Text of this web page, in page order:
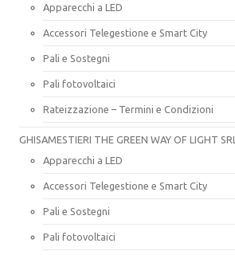
Apparecchi a LED
Accessori Telegestione e Smart City
Pali e Sostegni
Pali fotovoltaici
Rateizzazione – Termini e Condizioni
GHISAMESTIERI THE GREEN WAY OF LIGHT SRL
Apparecchi a LED
Accessori Telegestione e Smart City
Pali e Sostegni
Pali fotovoltaici